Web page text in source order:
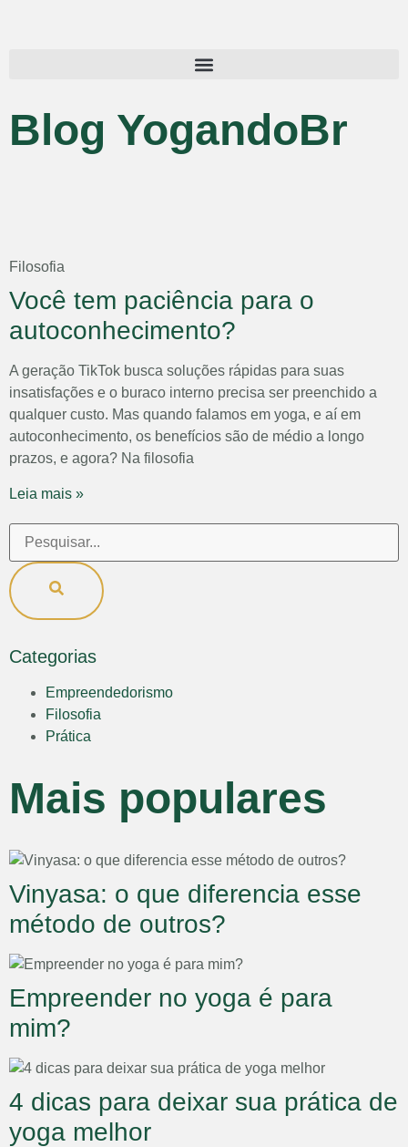
Blog YogandoBr
Filosofia
Você tem paciência para o
autoconhecimento?
A geração TikTok busca soluções rápidas para suas
insatisfações e o buraco interno precisa ser preenchido a
qualquer custo. Mas quando falamos em yoga, e aí em
autoconhecimento, os benefícios são de médio a longo
prazos, e agora? Na filosofia
Leia mais »
Categorias
Empreendedorismo
Filosofia
Prática
Mais populares
Vinyasa: o que diferencia esse
método de outros?
Empreender no yoga é para
mim?
4 dicas para deixar sua prática de
yoga melhor